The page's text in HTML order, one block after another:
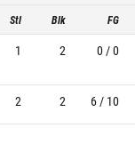
Stl Blk FG
1 2 0 / 0
2 2 6 / 10